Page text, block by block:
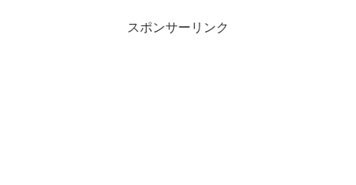
スポンサーリンク